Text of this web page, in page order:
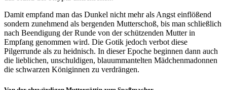
Damit empfand man das Dunkel nicht mehr als Angst einflößend
sondern zunehmend als bergenden Mutterschoß, bis man schließlich
nach Beendigung der Runde von der schützenden Mutter in
Empfang genommen wird. Die Gotik jedoch verbot diese
Pilgerrunde als zu heidnisch. In dieser Epoche beginnen dann auch
die lieblichen, unschuldigen, blauummantelten Mädchenmadonnen
die schwarzen Königinnen zu verdrängen.